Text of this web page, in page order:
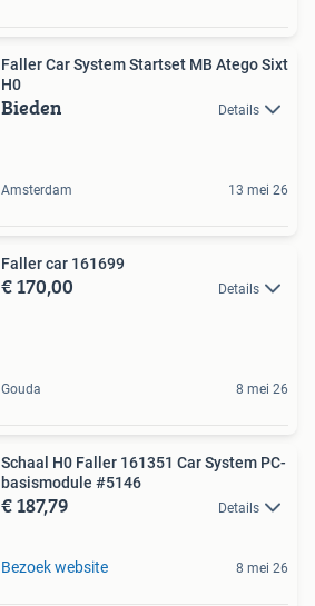
Faller Car System Startset MB Atego Sixt
H0
Bieden Details
Amsterdam 13 mei 26
Faller car 161699
€ 170,00 Details
Gouda 8 mei 26
Schaal H0 Faller 161351 Car System PC-
basismodule #5146
€ 187,79 Details
Bezoek website 8 mei 26